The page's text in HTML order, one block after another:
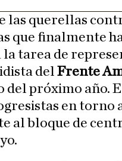
las querellas
que finalmente
tarea de
del Frente
del próximo año.
en torno
al bloque de